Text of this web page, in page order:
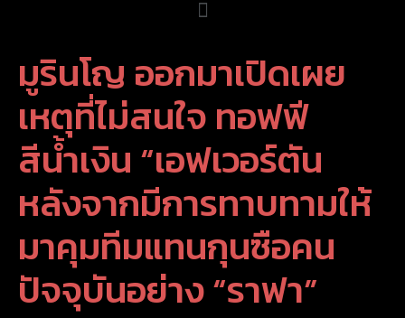
มูรินโญ ออกมาเปิดเผย
เหตุที่ไม่สนใจ ทอฟฟี
สีน้ำเงิน “เอฟเวอร์ตัน
หลังจากมีการทาบทามให้
มาคุมทีมแทนกุนซือคน
ปัจจุบันอย่าง “ราฟา”